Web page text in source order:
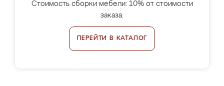
Стоимость сборки мебели: 10% от стоимости
заказа.
ПЕРЕЙТИ В КАТАЛОГ